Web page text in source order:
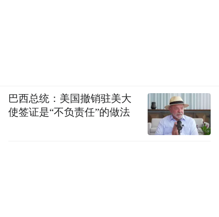
巴西总统：美国撤销驻美大
使签证是“不负责任”的做法